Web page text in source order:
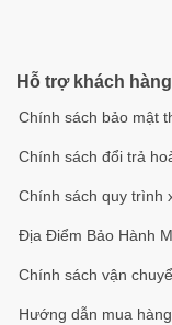
Hỗ trợ khách hàng
Chính sách bảo mật
Chính sách đổi trả
Chính sách quy trình
Địa Điểm Bảo Hành
Chính sách vận
Hướng dẫn mua hàng